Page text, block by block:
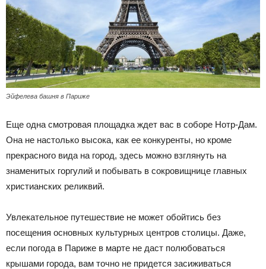
Эйфелева башня в Париже
Еще одна смотровая площадка ждет вас в соборе Нотр-Дам.
Она не настолько высока, как ее конкуренты, но кроме
прекрасного вида на город, здесь можно взглянуть на
знаменитых горгулий и побывать в сокровищнице главных
христианских реликвий.
Увлекательное путешествие не может обойтись без
посещения основных культурных центров столицы. Даже,
если погода в Париже в марте не даст полюбоваться
крышами города, вам точно не придется засиживаться